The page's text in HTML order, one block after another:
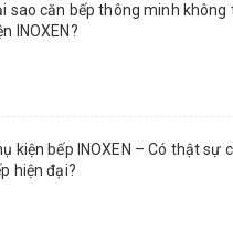
sao căn bếp thông minh không
INOXEN?
kiện bếp INOXEN – Có thật sự
hiện đại?